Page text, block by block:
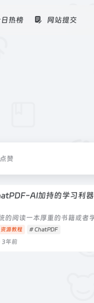
热榜 网站提交
点赞
AI加持的学习利器
资源教程 # ChatPDF
3年前